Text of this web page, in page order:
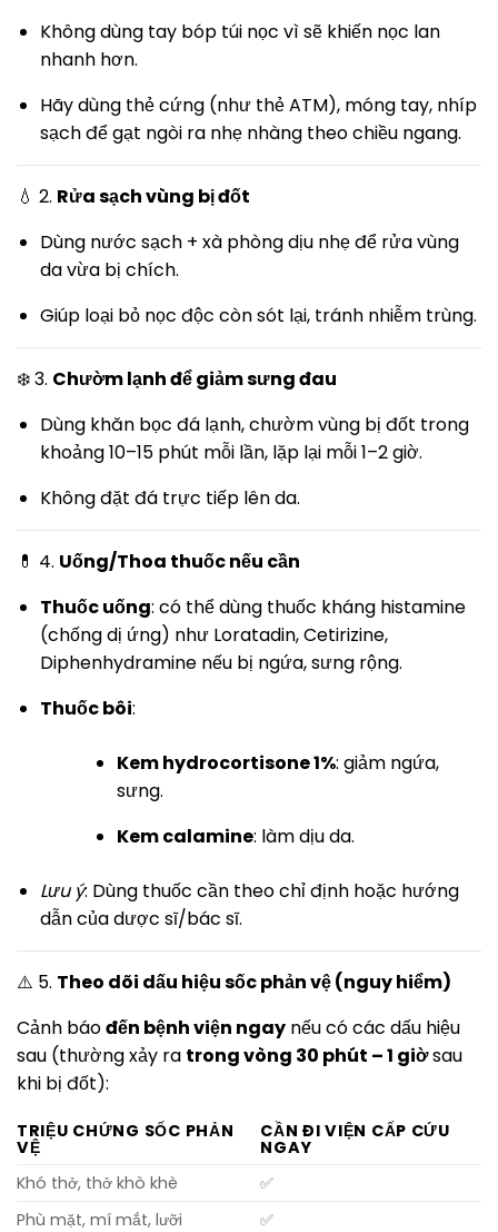
Không dùng tay bóp túi nọc vì sẽ khiến nọc lan
nhanh hơn.
Hãy dùng thẻ cứng (như thẻ ATM), móng tay, nhíp
sạch để gạt ngòi ra nhẹ nhàng theo chiều ngang.
💧 2. Rửa sạch vùng bị đốt
Dùng nước sạch + xà phòng dịu nhẹ để rửa vùng
da vừa bị chích.
Giúp loại bỏ nọc độc còn sót lại, tránh nhiễm trùng.
❄️ 3. Chườm lạnh để giảm sưng đau
Dùng khăn bọc đá lạnh, chườm vùng bị đốt trong
khoảng 10–15 phút mỗi lần, lặp lại mỗi 1–2 giờ.
Không đặt đá trực tiếp lên da.
💊 4. Uống/Thoa thuốc nếu cần
Thuốc uống: có thể dùng thuốc kháng histamine
(chống dị ứng) như Loratadin, Cetirizine,
Diphenhydramine nếu bị ngứa, sưng rộng.
Thuốc bôi:
Kem hydrocortisone 1%: giảm ngứa,
sưng.
Kem calamine: làm dịu da.
Lưu ý: Dùng thuốc cần theo chỉ định hoặc hướng
dẫn của dược sĩ/bác sĩ.
⚠️ 5. Theo dõi dấu hiệu sốc phản vệ (nguy hiểm)
Cảnh báođến bệnh viện ngay nếu có các dấu hiệu
sau (thường xảy ra trong vòng 30 phút – 1 giờsau
khi bị đốt):
TRIỆU CHỨNG SỐC PHẢN
VỆ
CẦN ĐI VIỆN CẤP CỨU
NGAY
Khó thở, thở khò khè
✅
Phù mặt, mí mắt, lưỡi
✅